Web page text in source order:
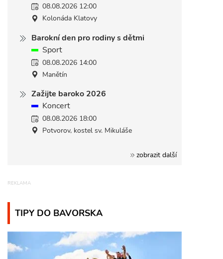
08.08.2026 12:00
Kolonáda Klatovy
Barokní den pro rodiny s dětmi
Sport
08.08.2026 14:00
Manětín
Zažijte baroko 2026
Koncert
08.08.2026 18:00
Potvorov, kostel sv. Mikuláše
zobrazit další
TIPY DO BAVORSKA